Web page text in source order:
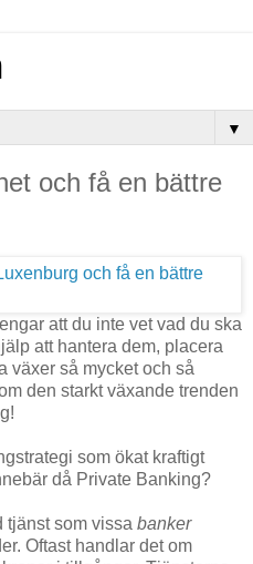
▼
och få en bättre
att du inte vet vad du ska
att hantera dem, placera
växer så mycket och så
den starkt växande trenden
som ökat kraftigt
då Private Banking?
tjänst som vissa banker
Oftast handlar det om